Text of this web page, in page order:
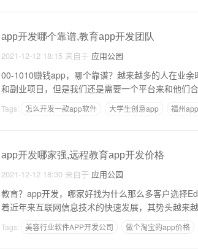
app开发哪个靠谱,教育app开发团队
2021-12-12 18:15 来自于 应用公园
00-1010赚钱app，哪个靠谱？越来越多的人在业
和副业项目，但是我们还是需要一个平台来和他们
Tags: 怎么开发一款app软件 大学生创意app 福州
app开发哪家强,远程教育app开发价格
2021-12-12 18:30 来自于 应用公园
教育？app开发，哪家好找为什么那么多客户选择EduSoho？ 官网偏远地区教育的教育兴起由
着近年来互联网信息技术的快速发展，其势头越来
Tags: 美容行业软件APP开发公司 做个淘宝的app价格